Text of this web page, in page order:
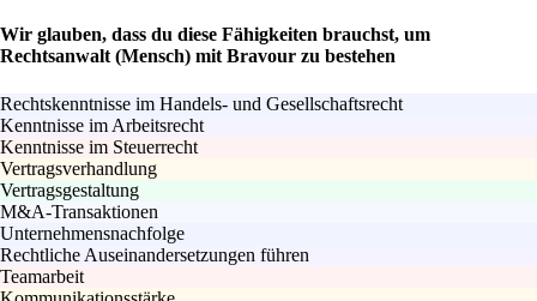
Wir glauben, dass du diese Fähigkeiten brauchst, um
Rechtsanwalt (Mensch) mit Bravour zu bestehen
Rechtskenntnisse im Handels- und Gesellschaftsrecht
Kenntnisse im Arbeitsrecht
Kenntnisse im Steuerrecht
Vertragsverhandlung
Vertragsgestaltung
M&A-Transaktionen
Unternehmensnachfolge
Rechtliche Auseinandersetzungen führen
Teamarbeit